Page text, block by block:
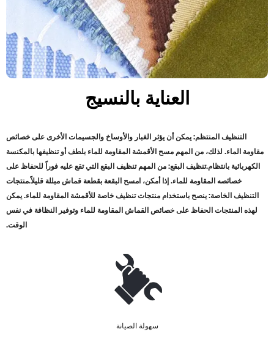
العناية بالنسيج
التنظيف المنتظم: يمكن أن يؤثر الغبار والأوساخ والجسيمات الأخرى على خصائص
مقاومة الماء. لذلك، من المهم مسح الأقمشة المقاومة للماء بلطف أو تنظيفها بالمكنسة
الكهربائية بانتظام.تنظيف البقع: من المهم تنظيف البقع التي تقع عليه فوراً للحفاظ على
خصائصه المقاومة للماء. إذا أمكن، امسح البقعة بقطعة قماش مبللة قليلاً.منتجات
التنظيف الخاصة: ينصح باستخدام منتجات تنظيف خاصة للأقمشة المقاومة للماء. يمكن
لهذه المنتجات الحفاظ على خصائص القماش المقاومة للماء وتوفير النظافة في نفس
الوقت.
سهولة الصيانة